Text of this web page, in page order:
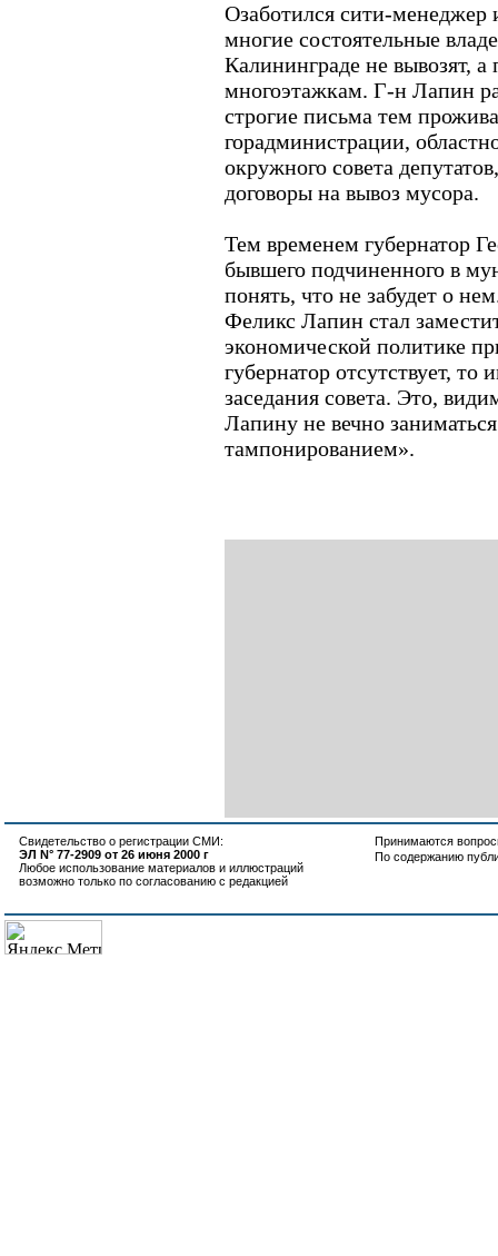
Озаботился сити-менеджер
многие состоятельные
Калининграде не вывозят,
многоэтажкам. Г-н Лапин
строгие письма тем
горадминистрации,
окружного совета
договоры на вывоз мусора.
Тем временем губернатор
бывшего подчиненного в
понять, что не забудет о
Феликс Лапин стал
экономической политике
губернатор отсутствует,
заседания совета. Это,
Лапину не вечно
тампонированием».
Свидетельство о регистрации СМИ:
ЭЛ N° 77-2909 от 26 июня 2000 г
Любое использование материалов и иллюстраций
возможно только по согласованию с редакцией
Принимаются
По содержанию